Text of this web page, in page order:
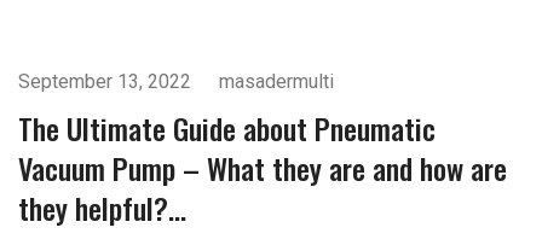
September 13, 2022 masadermulti
The Ultimate Guide about Pneumatic
Vacuum Pump – What they are and how are
they helpful?...